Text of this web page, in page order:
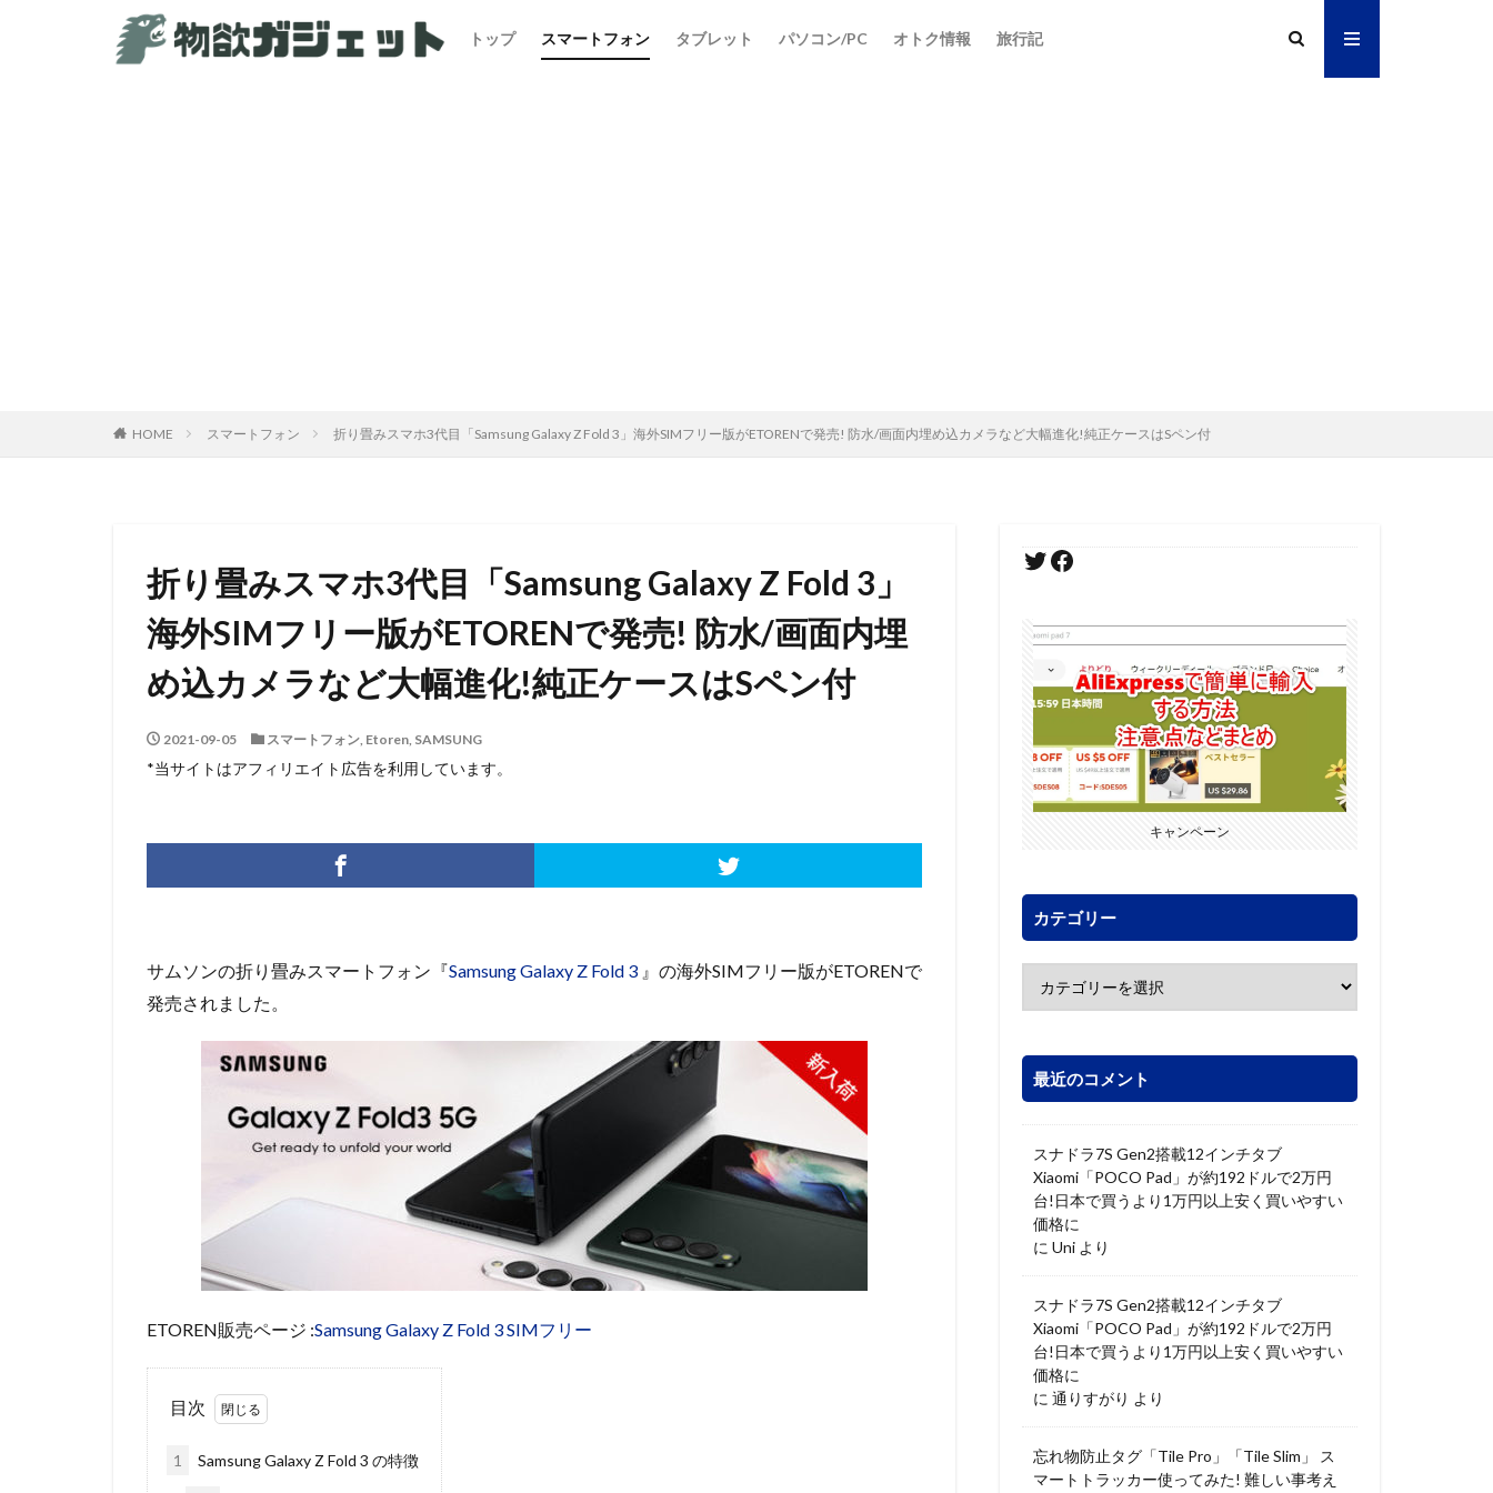
トップ スマートフォン タブレット パソコン/PC オトク情報 旅行記
HOME スマートフォン 折り畳みスマホ3代目「Samsung Galaxy Z Fold 3」海外SIMフリー版がETORENで発売! 防水/画面内埋め込カメラなど大幅進化!純正ケースはSペン付
折り畳みスマホ3代目「Samsung Galaxy Z Fold 3」
海外SIMフリー版がETORENで発売! 防水/画面内埋
め込カメラなど大幅進化!純正ケースはSペン付
2021-09-05 スマートフォン, Etoren, SAMSUNG
*当サイトはアフィリエイト広告を利用しています。
サムソンの折り畳みスマートフォン『Samsung Galaxy Z Fold 3 』の海外SIMフリー版がETORENで
発売されました。
ETOREN販売ページ :Samsung Galaxy Z Fold 3 SIMフリー
目次
1 Samsung Galaxy Z Fold 3 の特徴
キャンペーン
カテゴリー
最近のコメント
スナドラ7S Gen2搭載12インチタブ
Xiaomi「POCO Pad」が約192ドルで2万円
台!日本で買うより1万円以上安く買いやすい
価格に
に Uni より
スナドラ7S Gen2搭載12インチタブ
Xiaomi「POCO Pad」が約192ドルで2万円
台!日本で買うより1万円以上安く買いやすい
価格に
に 通りすがり より
忘れ物防止タグ「Tile Pro」「Tile Slim」 ス
マートトラッカー使ってみた! 難しい事考え